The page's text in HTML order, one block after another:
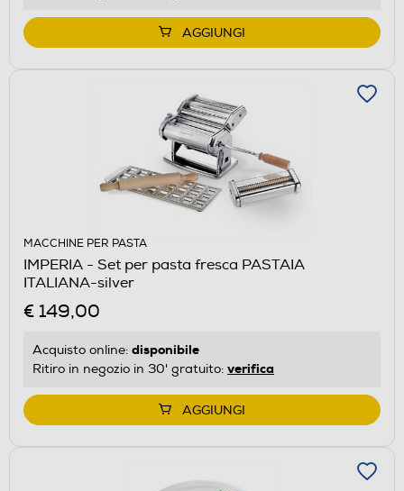
AGGIUNGI
MACCHINE PER PASTA
IMPERIA - Set per pasta fresca PASTAIA
ITALIANA-silver
€ 149,00
Acquisto online: disponibile
Ritiro in negozio in 30' gratuito: verifica
AGGIUNGI